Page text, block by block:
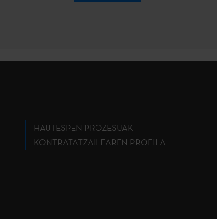
HAUTESPEN PROZESUAK
KONTRATATZAILEAREN PROFILA